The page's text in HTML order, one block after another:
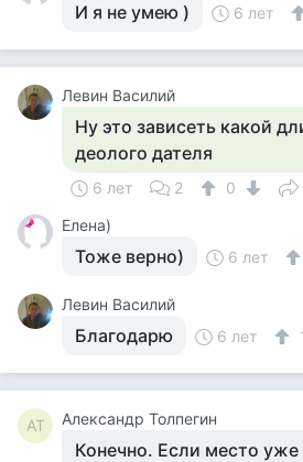
И я не умею ) 6 лет
Левин Василий
Ну это зависеть какой
деолого дателя
6 лет 2
0
Елена)
Тоже верно) 6 лет
Левин Василий
Благодарю 6 лет
АТ Александр Толпегин
Конечно. Если место уже